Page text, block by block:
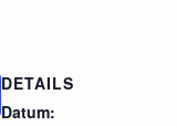
DETAILS
Datum: